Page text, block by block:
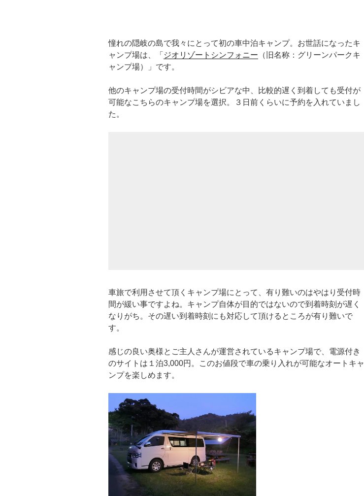
憧れの隠岐の島で我々にとって初の車中泊キャンプ。お世話になったキ
ャンプ場は、「 ジオリゾートシンフォニー （旧名称：グリーンパークキ
ャンプ場）」です。
他のキャンプ場の受付時間がシビアな中、比較的遅く到着しても受付が
可能なこちらのキャンプ場を選択。３日前くらいに予約を入れていまし
た。
車旅で利用させて頂くキャンプ場にとって、有り難いのはやはり受付時
間が緩い事ですよね。キャンプ自体が目的ではないので到着時刻が遅く
なりがち。その遅い到着時刻にも対応して頂けるところが有り難いで
す。
感じの良い奥様とご主人さんが運営されているキャンプ場で、電源付き
のサイトは１泊3,000円。このお値段で車の乗り入れが可能なオートキャ
ンプを楽しめます。